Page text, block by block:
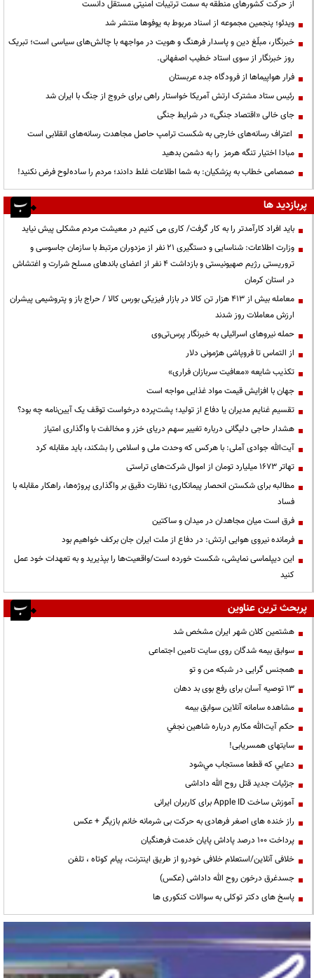
از حرکت کشورهای منطقه به سمت ترتیبات امنیتی مستقل دانست
ویدئو؛ پنجمین مجموعه از اسناد مربوط به یوفوها منتشر شد
خبرنگار، مبلّغ دین و پاسدار فرهنگ و هویت در مواجهه با چالش‌های سیاسی است؛ تبریک
روز خبرنگار از سوی استاد خطیب اصفهانی.
فرار هواپیماها از فرودگاه جده عربستان
رئیس ستاد مشترک ارتش آمریکا خواستار راهی برای خروج از جنگ با ایران شد
جای خالی «اقتصاد جنگی» در شرایط جنگی
اعتراف رسانه‌های خارجی به شکست ترامپ حاصل مجاهدت رسانه‌های انقلابی است
مبادا اختیار تنگه هرمز را به دشمن بدهید
صمصامی خطاب به پزشکیان: به شما اطلاعات غلط دادند؛ مردم را ساده‌لوح فرض نکنید!
پربازدید ها
باید افراد کارآمدتر را به کار گرفت/ کاری می کنیم در معیشت مردم مشکلی پیش نیاید
وزارت اطلاعات: شناسایی و دستگیری ۲۱ نفر از مزدوران مرتبط با سازمان جاسوسی و
تروریستی رژیم صهیونیستی و بازداشت ۴ نفر از اعضای باندهای مسلح شرارت و اغتشاش
در استان کرمان
معامله بیش از ۴۱۳ هزار تن کالا در بازار فیزیکی بورس کالا / حراج باز و پتروشیمی پیشران
ارزش معاملات روز شدند
حمله نیروهای اسرائیلی به خبرنگار پرس‌تی‌وی
از التماس تا فروپاشی هژمونی دلار
تکذیب شایعه «معافیت سربازان فراری»
جهان با افزایش قیمت مواد غذایی مواجه است
تقسیم غنایم مدیران یا دفاع از تولید؛ پشت‌پرده درخواست توقف یک آیین‌نامه چه بود؟
هشدار حاجی دلیگانی درباره تغییر سهم دریای خزر و مخالفت با واگذاری امتیاز
آیت‌الله جوادی آملی: با هرکس که وحدت ملی و اسلامی را بشکند، باید مقابله کرد
تهاتر ۱۶۷۳ میلیارد تومان از اموال شرکت‌های تراستی
مطالبه برای شکستن انحصار پیمانکاری؛ نظارت دقیق بر واگذاری پروژه‌ها، راهکار مقابله با
فساد
فرق است میان مجاهدان در میدان و ساکتین
فرمانده نیروی هوایی ارتش: در دفاع از ملت ایران جان برکف خواهیم بود
این دیپلماسی نمایشی، شکست خورده است/واقعیت‌ها را بپذیرید و به تعهدات خود عمل
کنید
پربحث ترین عناوین
هشتمین کلان شهر ایران مشخص شد
سوابق بیمه شدگان روی سایت تامین اجتماعی
همجنس گرایی در شبکه من و تو
13 توصیه آسان برای رفع بوی بد دهان
مشاهده سامانه آنلاين سوابق بیمه
حكم آيت‌الله مكارم درباره شاهين نجفي
سایتهای همسریابی!
دعايي كه قطعا مستجاب مي‌شود
جزئیات جدید قتل روح الله داداشی
آموزش ساخت Apple ID برای کاربران ایرانی
راز خنده های اصغر فرهادی به حرکت بی شرمانه خانم بازیگر + عکس
پرداخت ۱۰۰ درصد پاداش پایان خدمت فرهنگیان
خلافی آنلاین/استعلام خلافی خودرو از طریق اینترنت، پیام کوتاه ، تلفن
جسدغرق درخون روح الله داداشی (عکس)
پاسخ های دکتر توکلی به سوالات کنکوری ها